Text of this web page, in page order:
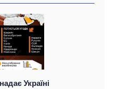
Україні